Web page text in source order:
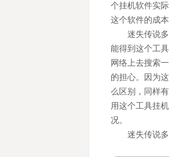
个挂机软件实
这个软件的成
迷失传说
能得到这个工
网络上去搜索
的担心。因为
么区别，同样
用这个工具挂
况。
迷失传说